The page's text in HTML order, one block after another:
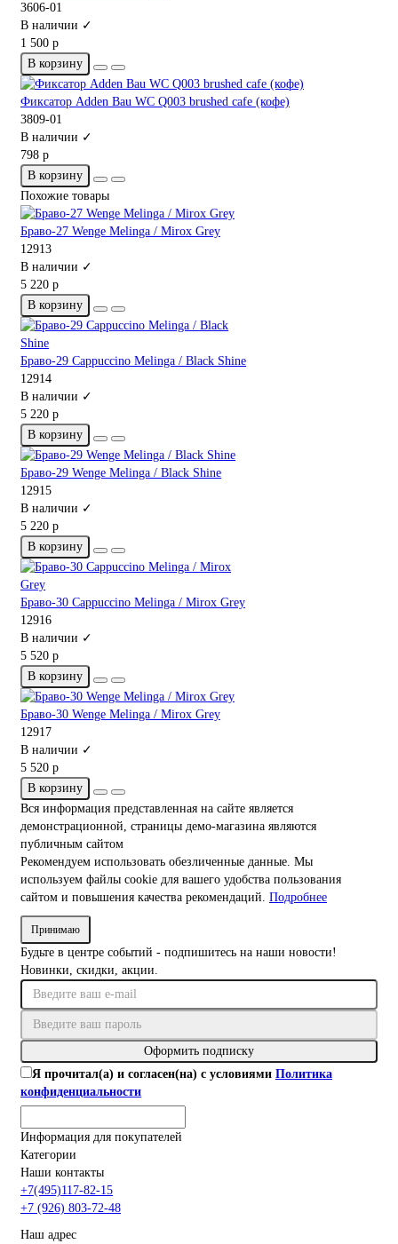
3606-01
В наличии ✓
1 500 р
В корзину
Фиксатор Adden Bau WC Q003 brushed cafe (кофе)
3809-01
В наличии ✓
798 р
В корзину
Похожие товары
Браво-27 Wenge Melinga / Mirox Grey
12913
В наличии ✓
5 220 р
В корзину
Браво-29 Cappuccino Melinga / Black Shine
12914
В наличии ✓
5 220 р
В корзину
Браво-29 Wenge Melinga / Black Shine
12915
В наличии ✓
5 220 р
В корзину
Браво-30 Cappuccino Melinga / Mirox Grey
12916
В наличии ✓
5 520 р
В корзину
Браво-30 Wenge Melinga / Mirox Grey
12917
В наличии ✓
5 520 р
В корзину
Вся информация представленная на сайте является
демонстрационной, страницы демо-магазина являются
публичным сайтом
Рекомендуем использовать обезличенные данные. Мы
используем файлы cookie для вашего удобства пользования
сайтом и повышения качества рекомендаций. Подробнее
Принимаю
Будьте в центре событий - подпишитесь на наши новости!
Новинки, скидки, акции.
Оформить подписку
Я прочитал(а) и согласен(на) с условиями Политика
конфиденциальности
Информация для покупателей
Категории
Наши контакты
+7(495)117-82-15
+7 (926) 803-72-48
Наш адрес